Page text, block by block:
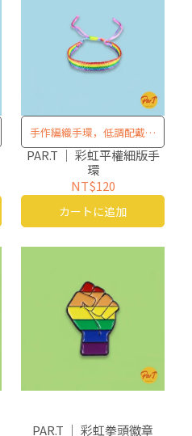
手作編織手環，低調配戴清
楚表態
PAR.T ｜ 彩虹平權細版手
環
NT$120
カートに追加
PAR.T ｜ 彩虹拳頭徽章